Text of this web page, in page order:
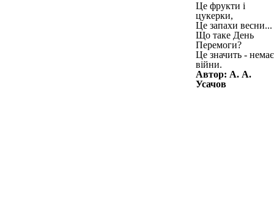
Це фрукти і
цукерки,
Це запахи весни...
Що таке День
Перемоги?
Це значить - немає
війни.
Автор: А. А.
Усачов